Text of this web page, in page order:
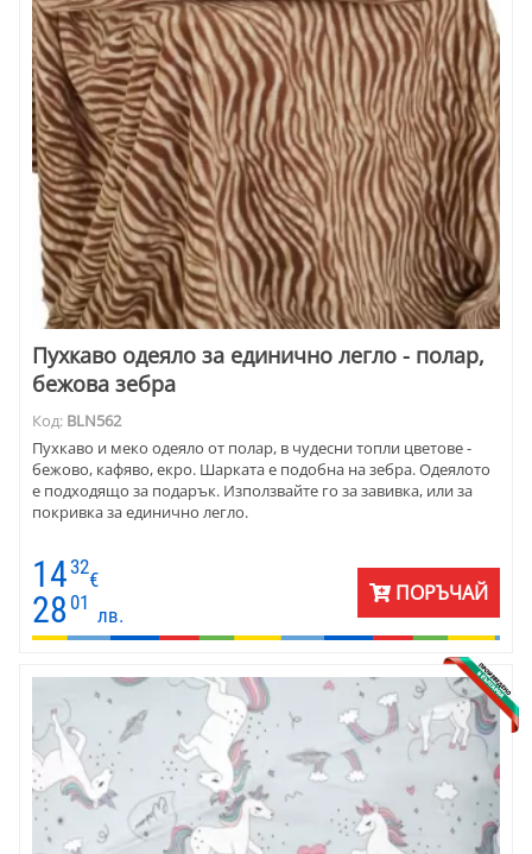
Пухкаво одеяло за единично легло - полар,
бежова зебра
Код: BLN562
Пухкаво и меко одеяло от полар, в чудесни топли цветове -
бежово, кафяво, екро. Шарката е подобна на зебра. Одеялото
е подходящо за подарък. Използвайте го за завивка, или за
покривка за единично легло.
14 32
€
28 01
лв.
ПОРЪЧАЙ